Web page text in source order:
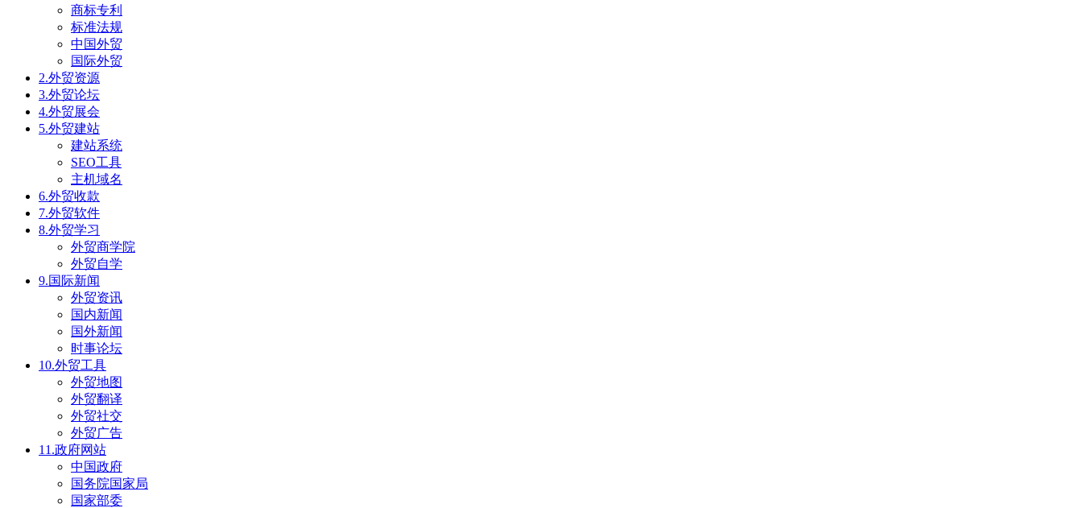
商标专利
标准法规
中国外贸
国际外贸
2.外贸资源
3.外贸论坛
4.外贸展会
5.外贸建站
建站系统
SEO工具
主机域名
6.外贸收款
7.外贸软件
8.外贸学习
外贸商学院
外贸自学
9.国际新闻
外贸资讯
国内新闻
国外新闻
时事论坛
10.外贸工具
外贸地图
外贸翻译
外贸社交
外贸广告
11.政府网站
中国政府
国务院国家局
国家部委